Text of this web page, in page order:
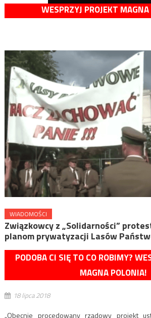
WESPRZYJ PROJEKT
WIADOMOŚCI
Związkowcy z „Solidarności”
planom prywatyzacji Lasów
PODOBA CI SIĘ TO CO ROBIMY?
MAGNA POLONIA!
18 lipca 2018
„Obecnie procedowany rządowy projekt